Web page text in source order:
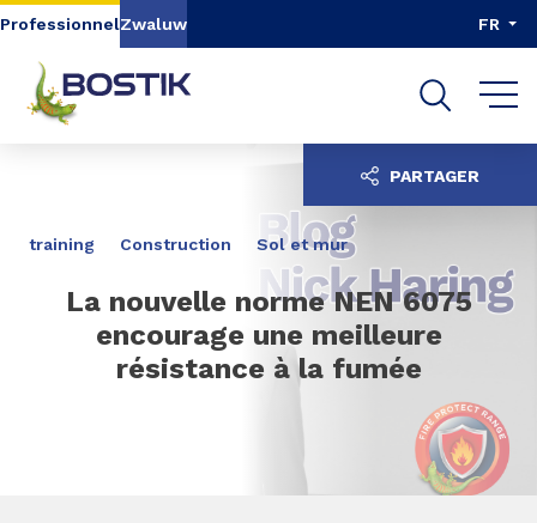
Aller au contenu
Aller à la recherche
ProfessionnelZwaluw FR
training Construction Sol et mur
La nouvelle norme NEN 6075
encourage une meilleure
résistance à la fumée
PARTAGER